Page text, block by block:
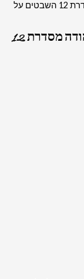
2745 – תמונה של של שבט יהודה מסדרת 12